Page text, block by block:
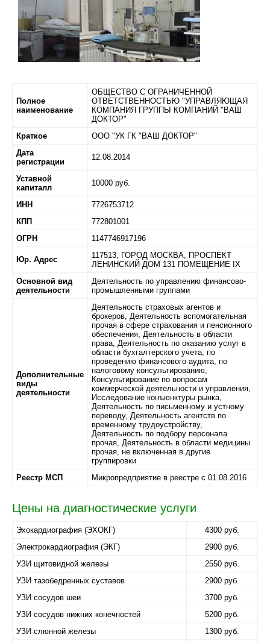
Полное
наименование
ОБЩЕСТВО С ОГРАНИЧЕННОЙ
ОТВЕТСТВЕННОСТЬЮ "УПРАВЛЯЮЩАЯ
КОМПАНИЯ ГРУППЫ КОМПАНИЙ "ВАШ
ДОКТОР"
Краткое
ООО "УК ГК "ВАШ ДОКТОР"
Дата
регистрации
12.08.2014
Уставной
капиталл
10000 руб.
ИНН
7726753712
КПП
772801001
ОГРН
1147746917196
Юр. Адрес 117513, ГОРОД МОСКВА, ПРОСПЕКТ
ЛЕНИНСКИЙ ДОМ 131 ПОМЕЩЕНИЕ IX
Основной вид
деятельности
Деятельность по управлению финансово-
промышленными группами
Дополнительные
виды
деятельности
Деятельность страховых агентов и
брокеров, Деятельность вспомогательная
прочая в сфере страхования и пенсионного
обеспечения, Деятельность в области
права, Деятельность по оказанию услуг в
области бухгалтерского учета, по
проведению финансового аудита, по
налоговому консультированию,
Консультирование по вопросам
коммерческой деятельности и управления,
Исследование конъюнктуры рынка,
Деятельность по письменному и устному
переводу, Деятельность агентств по
временному трудоустройству,
Деятельность по подбору персонала
прочая, Деятельность в области медицины
прочая, не включенная в другие
группировки
Реестр МСП
Микропредприятие в реестре с 01.08.2016
Цены на диагностические услуги
Эхокардиография (ЭХОКГ)
4300 руб.
Электрокардиография (ЭКГ)
2900 руб.
УЗИ щитовидной железы
2550 руб.
УЗИ тазобедренных суставов
2900 руб.
УЗИ сосудов шеи
3700 руб.
УЗИ сосудов нижних конечностей
5200 руб.
УЗИ слюнной железы
1300 руб.